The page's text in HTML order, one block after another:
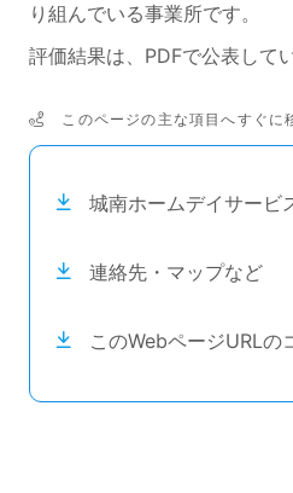
り組んでいる事業所です。
評価結果は、PDFで公表して
次のコンテンツは目次ナビゲ
このページの主な項目へすぐに
城南ホームデイサービ
連絡先・マップなど
このWebページURLの